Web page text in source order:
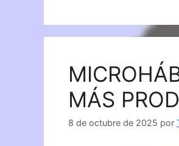
MÁS
8 de octubre de 2025 por